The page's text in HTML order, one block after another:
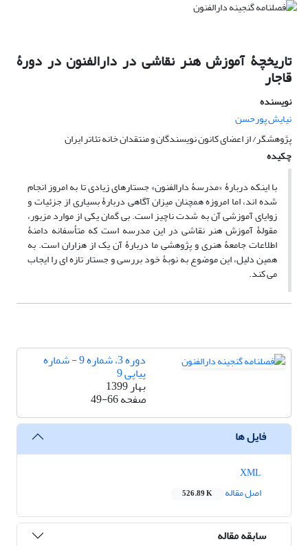
تاریخچۀ آموزش هنر نقاشی در دارالفنون در دورۀ
قاجار
نویسنده
نیایش پورحسن
پژوهشگر/ از اعضای کانون نویسندگان و منتقدان خانه تئاتر ایران
چکیده
با اینکه دربارۀ «مدرسۀ دارالفنون» جستارهای زیادی تا به امروز انجام
شده اند، اما امروزه همچنان میزان آگاهی دربارۀ بسیاری از جزئیات و
زوایای آموزشی آن به شدت ناچیز است. بی گمان یکی از موارد مزبور،
مقولۀ آموزش هنر نقاشی در این مدرسه است که متأسفانه دامنۀ
اطلاعات جامعۀ هنری و پژوهشی ما دربارۀ آن یک از هزاران است. به
همین دلیل، این موضوع به نوبۀ خود بررسی و جستار تازه ای را ایجاب
می کند.
دوره 3، شماره 9 - شماره
پیاپی 9
بهار 1399
صفحه49-66
فایل ها
اصل مقاله
526.89 K
سابقه مقاله